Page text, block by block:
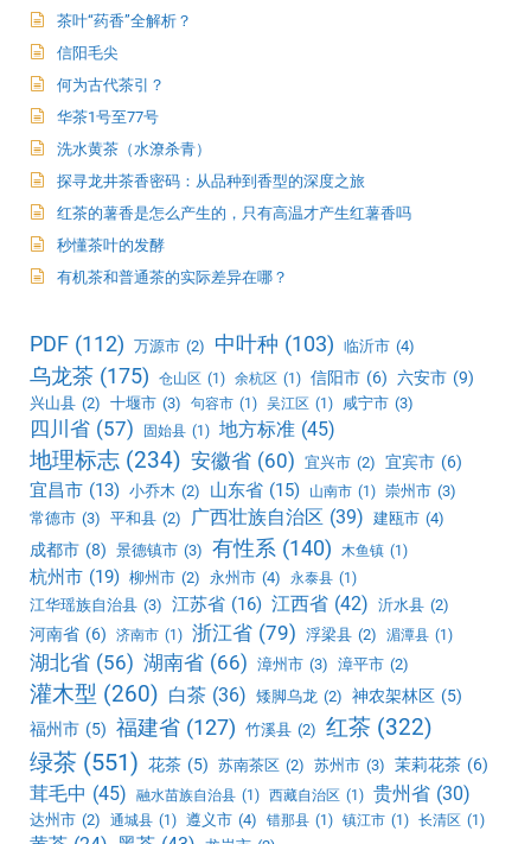
茶叶“药香”全解析？
信阳毛尖
何为古代茶引？
华茶1号至77号
洗水黄茶（水潦杀青）
探寻龙井茶香密码：从品种到香型的深度之旅
红茶的薯香是怎么产生的，只有高温才产生红薯香吗
秒懂茶叶的发酵
有机茶和普通茶的实际差异在哪？
PDF (112) 万源市 (2) 中叶种 (103) 临沂市 (4)
乌龙茶 (175) 仓山区 (1) 余杭区 (1) 信阳市 (6) 六安市 (9)
兴山县 (2) 十堰市 (3) 句容市 (1) 吴江区 (1) 咸宁市 (3)
四川省 (57) 固始县 (1) 地方标准 (45)
地理标志 (234) 安徽省 (60) 宜兴市 (2) 宜宾市 (6)
宜昌市 (13) 小乔木 (2) 山东省 (15) 山南市 (1) 崇州市 (3)
常德市 (3) 平和县 (2) 广西壮族自治区 (39) 建瓯市 (4)
成都市 (8) 景德镇市 (3) 有性系 (140) 木鱼镇 (1)
杭州市 (19) 柳州市 (2) 永州市 (4) 永泰县 (1)
江华瑶族自治县 (3) 江苏省 (16) 江西省 (42) 沂水县 (2)
河南省 (6) 济南市 (1) 浙江省 (79) 浮梁县 (2) 湄潭县 (1)
湖北省 (56) 湖南省 (66) 漳州市 (3) 漳平市 (2)
灌木型 (260) 白茶 (36) 矮脚乌龙 (2) 神农架林区 (5)
福州市 (5) 福建省 (127) 竹溪县 (2) 红茶 (322)
绿茶 (551) 花茶 (5) 苏南茶区 (2) 苏州市 (3) 茉莉花茶 (6)
茸毛中 (45) 融水苗族自治县 (1) 西藏自治区 (1) 贵州省 (30)
达州市 (2) 通城县 (1) 遵义市 (4) 错那县 (1) 镇江市 (1) 长清区 (1)